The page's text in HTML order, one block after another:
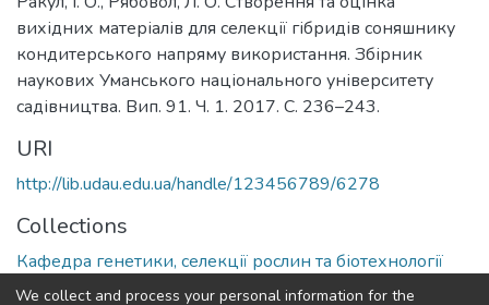
вихідних матеріалів для селекції гібридів соняшнику
кондитерського напряму використання. Збірник
наукових Уманського національного університету
садівництва. Вип. 91. Ч. 1. 2017. С. 236–243.
URI
http://lib.udau.edu.ua/handle/123456789/6278
Collections
Кафедра генетики, селекції рослин та біотехнології
імені І.П.Чучмія
We collect and process your personal information for the